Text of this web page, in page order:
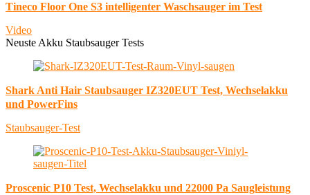
Tineco Floor One S3 intelligenter Waschsauger im Test
Video
Neuste Akku Staubsauger Tests
Shark Anti Hair Staubsauger IZ320EUT Test, Wechselakku
und PowerFins
Staubsauger-Test
Proscenic P10 Test, Wechselakku und 22000 Pa Saugleistung